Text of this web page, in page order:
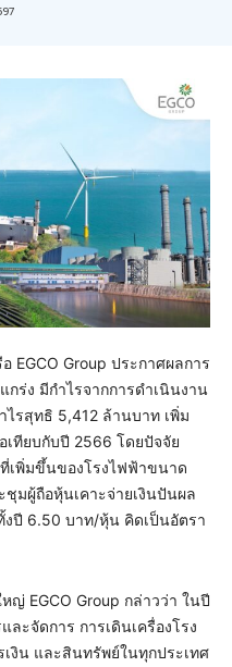
Group ประกาศผลการ
ร่ง มีกำไรจากการดำเนินงาน
รสุทธิ 5,412 ล้านบาท เพิ่ม
ทียบกับปี 2566 โดยปัจจัย
เพิ่มขึ้นของโรงไฟฟ้าขนาด
มผู้ถือหุ้นเคาะจ่ายเงินปันผล
ปี 6.50 บาท/หุ้น คิดเป็นอัตรา
ญ่ EGCO Group กล่าวว่า ในปี
ละจัดการ การเดินเครื่องโรง
งิน และสินทรัพย์ในทุกประเทศ